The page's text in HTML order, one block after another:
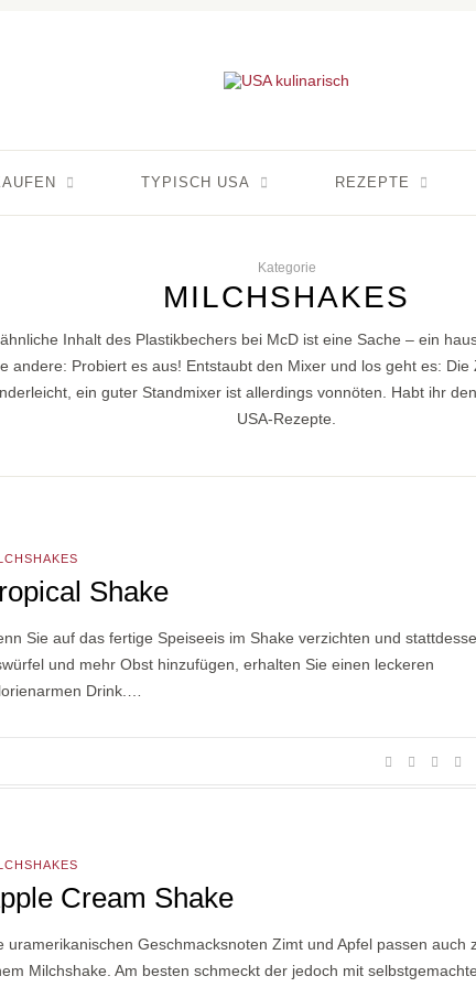
TYPISCH USA REZEPTE
Kategorie
MILCHSHAKES
Inhalt des Plastikbechers bei McD ist eine Sache – ein
andere: Probiert es aus! Entstaubt den Mixer und los geht es:
ein guter Standmixer ist allerdings vonnöten. Habt ihr
USA-Rezepte.
Shake
Sie auf das fertige Speiseeis im Shake verzichten und
und mehr Obst hinzufügen, erhalten Sie einen leckeren
Drink.…
Cream Shake
uramerikanischen Geschmacksnoten Zimt und Apfel passen auch
Milchshake. Am besten schmeckt der jedoch mit